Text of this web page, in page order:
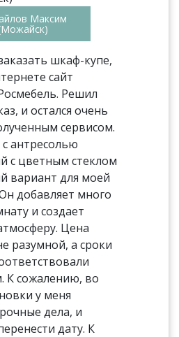
Максим
шкаф-купе,
сайт
Решил
и остался очень
сервисом.
антресолью
с цветным стеклом
вариант для моей
добавляет много
и создает
Цена
разумной, а сроки
К сожалению, во
у меня
дела, и
дату. К